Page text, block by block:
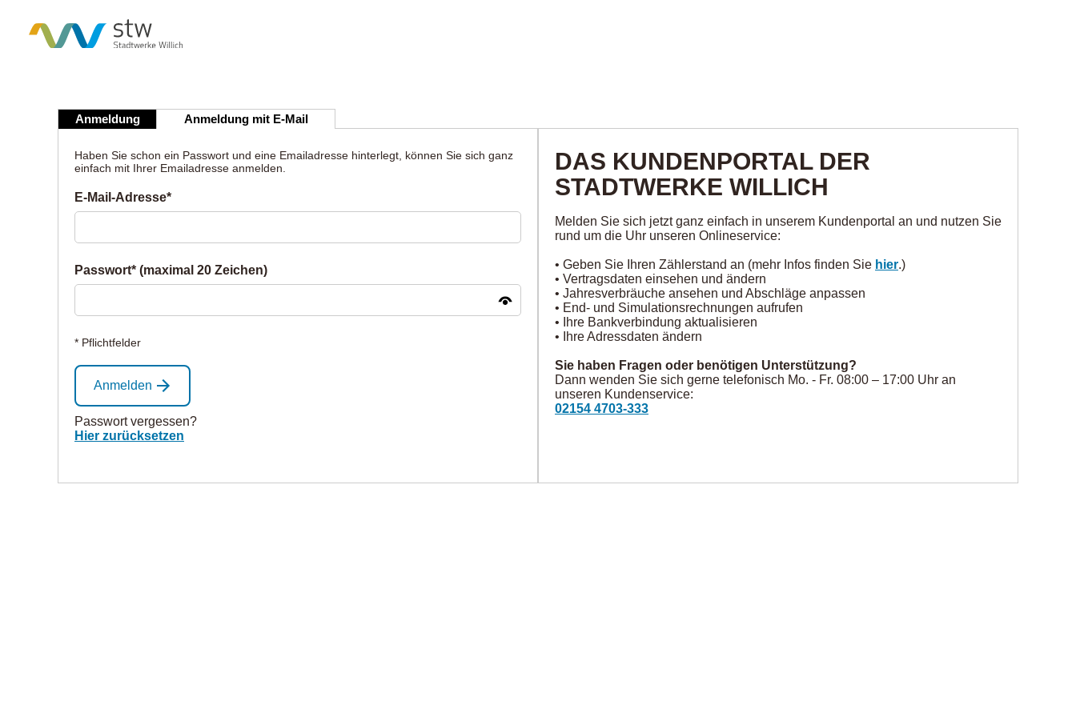
Anmeldung Anmeldung mit E-Mail
Haben Sie schon ein Passwort und eine Emailadresse hinterlegt, können Sie sich ganz
einfach mit Ihrer Emailadresse anmelden.
E-Mail-Adresse*
Passwort* (maximal 20 Zeichen)
* Pflichtfelder
Anmelden
Passwort vergessen?
Hier zurücksetzen
DAS KUNDENPORTAL DER
STADTWERKE WILLICH
Melden Sie sich jetzt ganz einfach in unserem Kundenportal an und nutzen Sie
rund um die Uhr unseren Onlineservice:
• Geben Sie Ihren Zählerstand an (mehr Infos finden Sie hier.)
• Vertragsdaten einsehen und ändern
• Jahresverbräuche ansehen und Abschläge anpassen
• End- und Simulationsrechnungen aufrufen
• Ihre Bankverbindung aktualisieren
• Ihre Adressdaten ändern
Sie haben Fragen oder benötigen Unterstützung?
Dann wenden Sie sich gerne telefonisch Mo. - Fr. 08:00 – 17:00 Uhr an
unseren Kundenservice:
02154 4703-333